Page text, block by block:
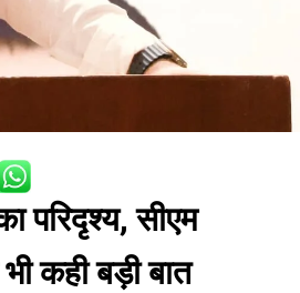
परिदृश्य, सीएम
कही बड़ी बात